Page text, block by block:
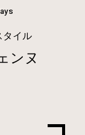
タイル
ンヌ